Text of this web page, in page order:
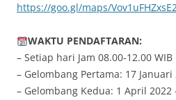
https://goo.gl/maps/
WAKTU PENDAFTARAN:
– Setiap hari Jam 08.00-12.00 WIB
– Gelombang Pertama: 17
– Gelombang Kedua: 1 April 2022